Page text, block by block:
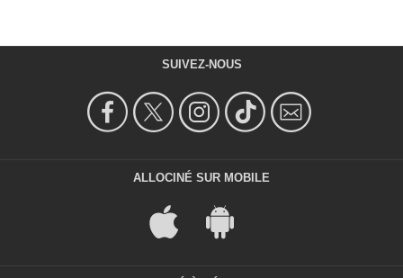
SUIVEZ-NOUS
ALLOCINÉ SUR MOBILE